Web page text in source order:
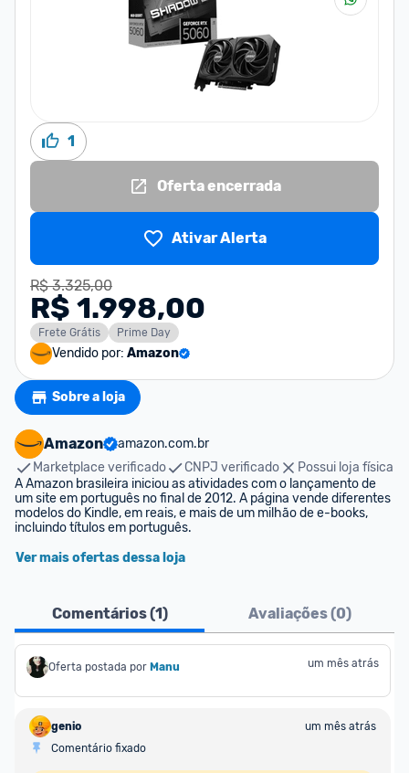
1
Oferta encerrada
Ativar Alerta
R$ 3.325,00
R$ 1.998,00
Frete Grátis Prime Day
Vendido por: Amazon
Sobre a loja
Amazon
amazon.com.br
Marketplace verificado
CNPJ verificado
Possui loja física
A Amazon brasileira iniciou as atividades com o lançamento de
um site em português no final de 2012. A página vende diferentes
modelos do Kindle, em reais, e mais de um milhão de e-books,
incluindo títulos em português.
Ver mais ofertas dessa loja
Comentários (1) Avaliações (0)
Oferta postada por Manu um mês atrás
genio
um mês atrás
Comentário fixado